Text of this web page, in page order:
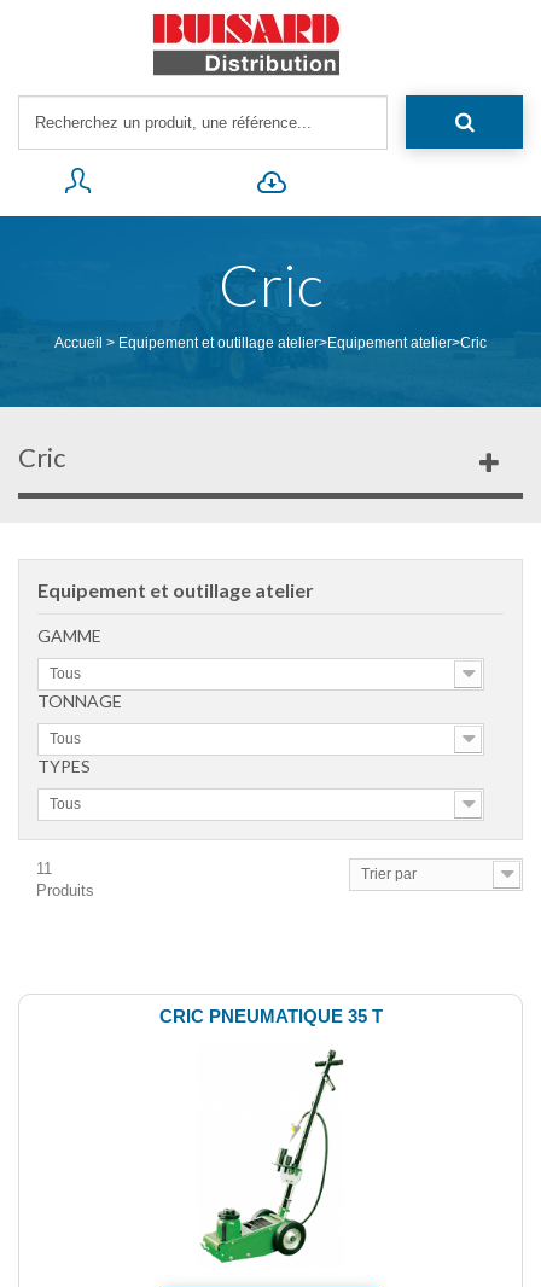
Cric
Accueil > Equipement et outillage atelier>Equipement atelier>Cric
Cric
Equipement et outillage atelier
GAMME
Tous
TONNAGE
Tous
TYPES
Tous
11
Produits
Trier par
CRIC PNEUMATIQUE 35 T